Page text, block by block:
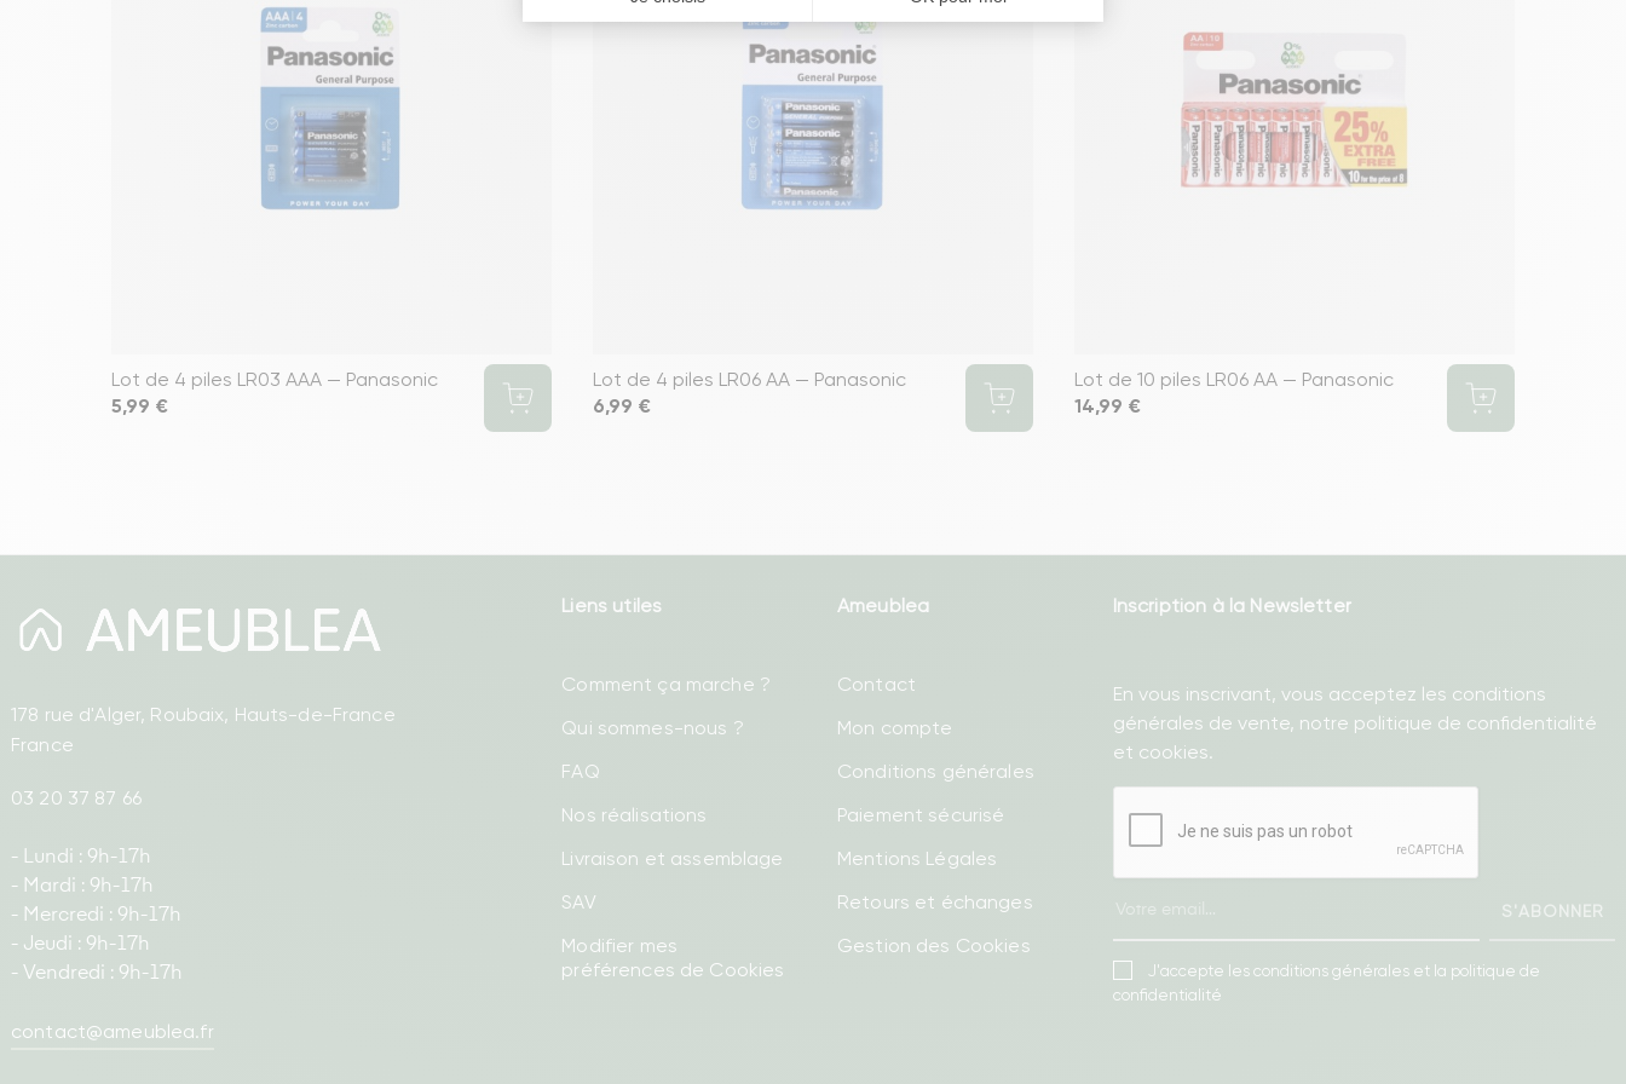
Lot de 4 piles LR03 AAA — Panasonic
Prix
5,99 €
Lot de 4 piles LR06 AA — Panasonic
Prix
6,99 €
Lot de 10 piles LR06 AA — Panasonic
Prix
14,99 €
178 rue d'Alger, Roubaix, Hauts-de-France
France
03 20 37 87 66
- Lundi : 9h-17h
- Mardi : 9h-17h
- Mercredi : 9h-17h
- Jeudi : 9h-17h
- Vendredi : 9h-17h
contact@ameublea.fr
Liens utiles
Comment ça marche ?
Qui sommes-nous ?
FAQ
Nos réalisations
Livraison et assemblage
SAV
Modifier mes
préférences de Cookies
Ameublea
Contact
Mon compte
Conditions générales
Paiement sécurisé
Mentions Légales
Retours et échanges
Gestion des Cookies
Inscription à la Newsletter
En vous inscrivant, vous acceptez les conditions
générales de vente, notre politique de confidentialité
et cookies.
S'ABONNER
J'accepte les conditions générales et la politique de
confidentialité